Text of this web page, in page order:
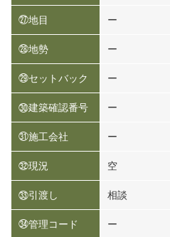
㉗地目 ー
㉘地勢 ー
㉙セットバック ー
㉚建築確認番号 ー
㉛施工会社 ー
㉜現況 空
㉝引渡し 相談
㉞管理コード ー